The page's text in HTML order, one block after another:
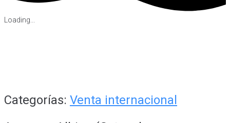
Loading...
Categorías: Venta internacional